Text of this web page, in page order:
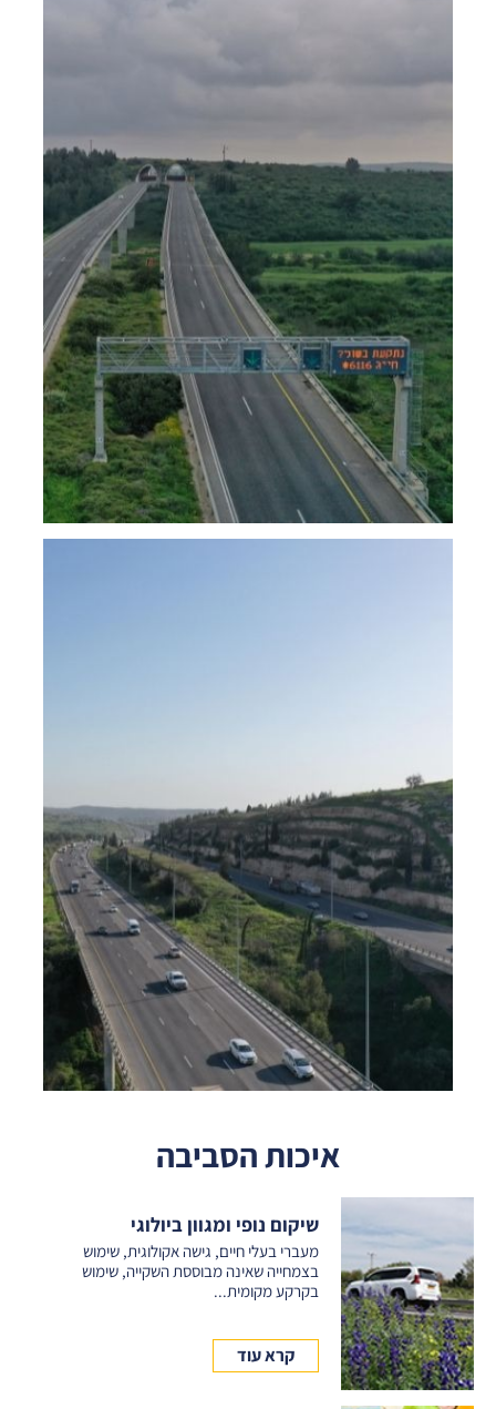
איכות הסביבה
שיקום נופי ומגוון ביולוגי
מעברי בעלי חיים, גישה אקולוגית, שימוש
בצמחייה שאינה מבוססת השקייה, שימוש
בקרקע מקומית...
קרא עוד